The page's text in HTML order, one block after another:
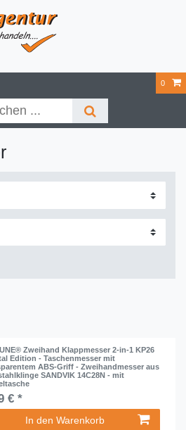
0
Zweihand Klappmesser 2-in-1 KP26
Edition - Taschenmesser mit
ABS-Griff - Zweihandmesser aus
SANDVIK 14C28N - mit
€ *
In den Warenkorb